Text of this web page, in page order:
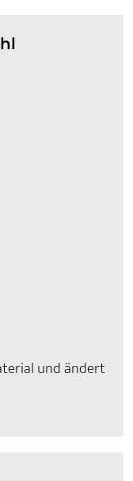
und ändert